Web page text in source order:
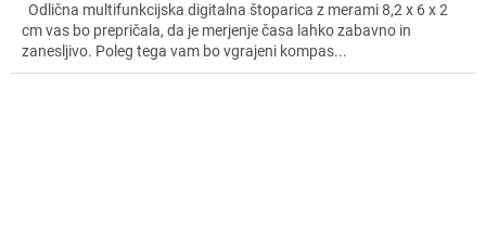
Odlična multifunkcijska digitalna štoparica z merami 8,2 x 6 x 2
cm vas bo prepričala, da je merjenje časa lahko zabavno in
zanesljivo. Poleg tega vam bo vgrajeni kompas...